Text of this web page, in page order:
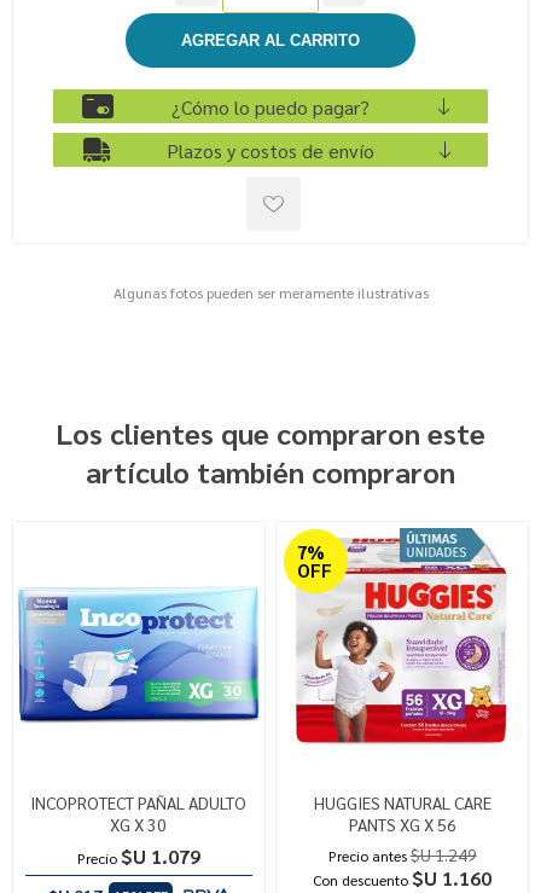
¿Cómo lo puedo pagar?
Plazos y costos de envío
Algunas fotos pueden ser meramente ilustrativas
Los clientes que compraron este
artículo también compraron
INCOPROTECT PAÑAL ADULTO
XG X 30
Precio $U 1.079
7%
OFF
HUGGIES NATURAL CARE
PANTS XG X 56
Precio antes$U 1.249
Con descuento $U 1.160